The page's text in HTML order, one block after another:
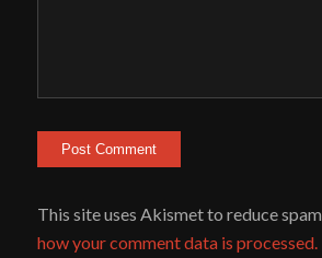
This site uses Akismet to reduce spam.
how your comment data is processed.